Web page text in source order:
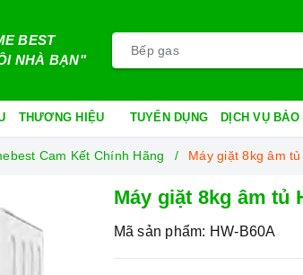
BEST
NHÀ BẠN"
THƯƠNG HIỆU TUYỂN DỤNG DỊCH VỤ
Cam Kết Chính Hãng Máy giặt 8kg âm
Máy giặt 8kg âm tủ
Mã sản phẩm: HW-B60A